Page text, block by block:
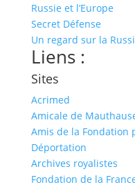
Russie et l’Europe
Secret Défense
Un regard sur la
Liens :
Sites
Acrimed
Amicale de
Amis de la Fondation
Déportation
Archives royalistes
Fondation de la